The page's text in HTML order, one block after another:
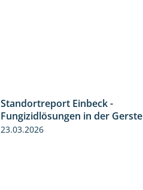
Standortreport Einbeck -
Fungizidlösungen in der Gerste
23.03.2026